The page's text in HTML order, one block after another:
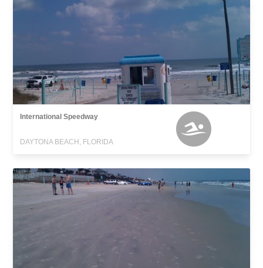
International Speedway
DAYTONA BEACH, FLORIDA